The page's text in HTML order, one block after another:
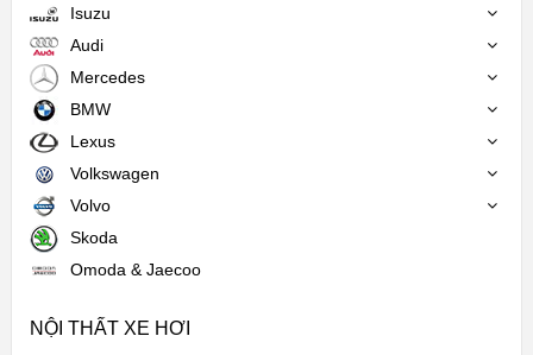
Isuzu
Audi
Mercedes
BMW
Lexus
Volkswagen
Volvo
Skoda
Omoda & Jaecoo
NỘI THẤT XE HƠI